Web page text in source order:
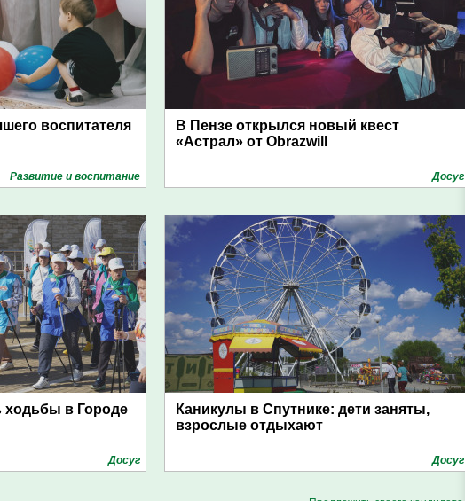
воспитателя
Развитие и воспитание
В Пензе открылся новый квест
«Астрал» от Obrazwill
Досуг
ходьбы в Городе
Досуг
Каникулы в Спутнике: дети заняты,
взрослые отдыхают
Досуг